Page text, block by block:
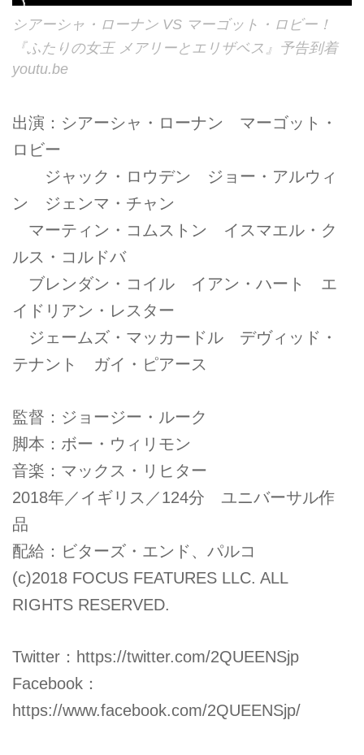
シアーシャ・ローナン VS マーゴット・ロビー！
『ふたりの女王 メアリーとエリザベス』予告到着
youtu.be
出演：シアーシャ・ローナン マーゴット・
ロビー
ジャック・ロウデン ジョー・アルウィ
ン ジェンマ・チャン
マーティン・コムストン イスマエル・ク
ルス・コルドバ
ブレンダン・コイル イアン・ハート エ
イドリアン・レスター
ジェームズ・マッカードル デヴィッド・
テナント ガイ・ピアース
監督：ジョージー・ルーク
脚本：ボー・ウィリモン
音楽：マックス・リヒター
2018年／イギリス／124分 ユニバーサル作
品
配給：ビターズ・エンド、パルコ
(c)2018 FOCUS FEATURES LLC. ALL
RIGHTS RESERVED.
Twitter： https://twitter.com/2QUEENSjp
Facebook：
https://www.facebook.com/2QUEENSjp/